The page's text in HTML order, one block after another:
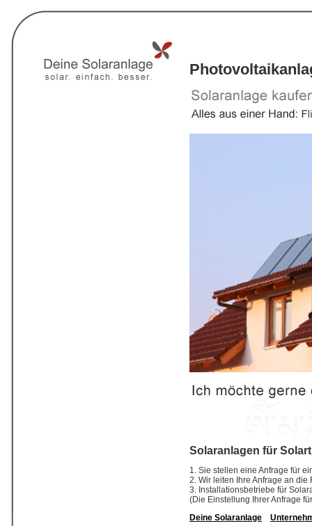
Solaranlagen für
1. Sie stellen eine Anfrage für
2. Wir leiten Ihre Anfrage an
3. Installationsbetriebe für
(Die Einstellung Ihrer Anfrage
Deine Solaranlage